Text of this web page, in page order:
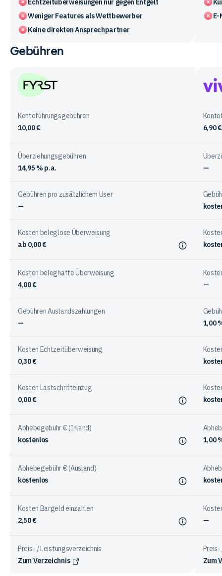
Echtzeitüberweisungen nur gegen Entgelt
Weniger Features als Wettbewerber
Keine direkten Ansprechpartner
E-
Vergleichstabelle
den
Vorteile
und
der
Anbieter
Gebühren
FYRST
Kontoführungsgebühren
10,00 €
6,90 €
Überziehungsgebühren
14,95 % p.a.
—
Gebühren pro zusätzlichem User
—
Kosten beleglose Überweisung
ab 0,00 €
Kosten beleghafte Überweisung
4,00 €
—
Gebühren Auslandszahlungen
—
1,00
Kosten Echtzeitüberweisung
0,30 €
Kosten Lastschrifteinzug
0,00 €
Abhebegebühr € (Inland)
kostenlos
1,00
Abhebegebühr € (Ausland)
kostenlos
Kosten Bargeld einzahlen
2,50 €
—
Preis- / Leistungsverzeichnis
Zum Verzeichnis
Zum